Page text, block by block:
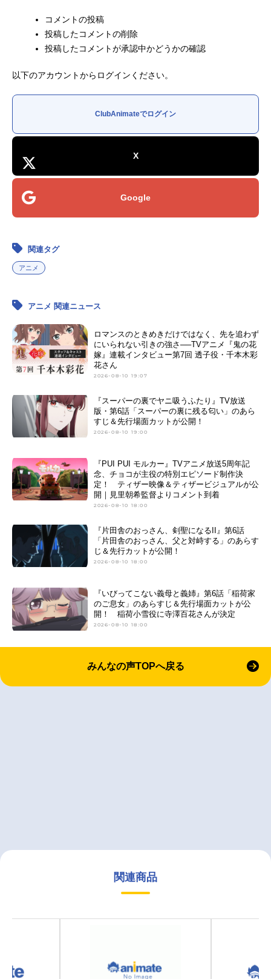
コメントの投稿
投稿したコメントの削除
投稿したコメントが承認中かどうかの確認
以下のアカウントからログインください。
ClubAnimateでログイン
X
Google
関連タグ
アニメ
アニメ 関連ニュース
ロマンスのときめきだけではなく、先を追わず
にいられない引きの強さ──TVアニメ『鬼の花
嫁』連載インタビュー第7回 透子役・千本木彩
花さん
2026-08-10 19:07
『スーパーの裏でヤニ吸うふたり』TV放送
版・第6話「スーパーの裏に残る匂い」のあら
すじ＆先行場面カットが公開！
2026-08-10 19:00
『PUI PUI モルカー』TVアニメ放送5周年記
念、チョコが主役の特別エピソード制作決
定！ ティザー映像＆ティザービジュアルが公
開｜見里朝希監督よりコメント到着
2026-08-10 18:00
『片田舎のおっさん、剣聖になるII』第6話
「片田舎のおっさん、父と対峙する」のあらす
じ＆先行カットが公開！
2026-08-10 18:00
『いびってこない義母と義姉』第6話「稲荷家
のご息女」のあらすじ＆先行場面カットが公
開！ 稲荷小雪役に寺澤百花さんが決定
2026-08-10 18:00
みんなの声TOPへ戻る
関連商品